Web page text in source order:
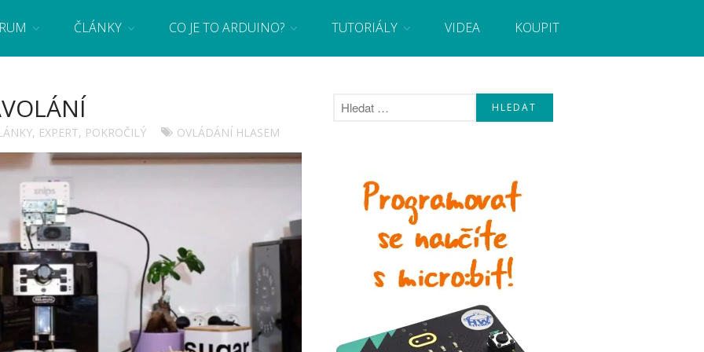
Úvod
se základy programování a elektroniky zábavnou formou! Arduino a microbit projekty, návody, novinky i tutoriály pro začátečníky i pro
ČLÁNKY CO JE TO ARDUINO? TUTORIÁLY VIDEA KOUPIT
, EXPERT, POKROČILÝ OVLÁDÁNÍ HLASEM